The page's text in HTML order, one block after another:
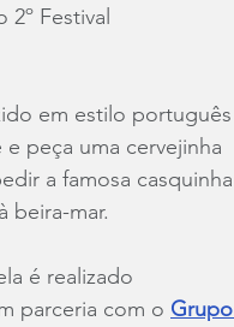
2º Festival
em estilo português
peça uma cervejinha
a famosa casquinha
beira-mar.
é realizado
parceria com o Grupo